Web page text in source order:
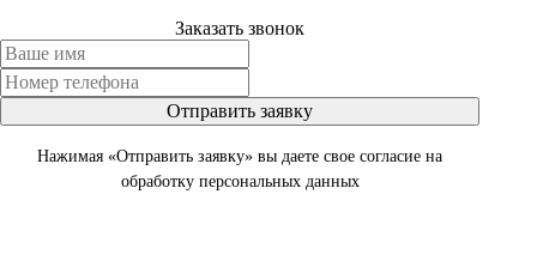
Заказать звонок
Отправить заявку
Нажимая «Отправить заявку» вы даете свое согласие на
обработку персональных данных